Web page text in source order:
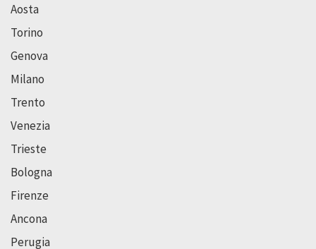
Aosta
Torino
Genova
Milano
Trento
Venezia
Trieste
Bologna
Firenze
Ancona
Perugia